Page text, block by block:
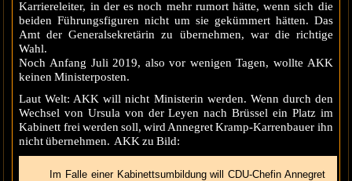
Karriereleiter, in der es noch mehr rumort hätte, wenn sich die
beiden Führungsfiguren nicht um sie gekümmert hätten. Das
Amt der Generalsekretärin zu übernehmen, war die richtige
Wahl.
Noch Anfang Juli 2019, also vor wenigen Tagen, wollte AKK
keinen Ministerposten.
Laut Welt: AKK will nicht Ministerin werden. Wenn durch den
Wechsel von Ursula von der Leyen nach Brüssel ein Platz im
Kabinett frei werden soll, wird Annegret Kramp-Karrenbauer ihn
nicht übernehmen. AKK zu Bild:
Im Falle einer Kabinettsumbildung will CDU-Chefin Annegret